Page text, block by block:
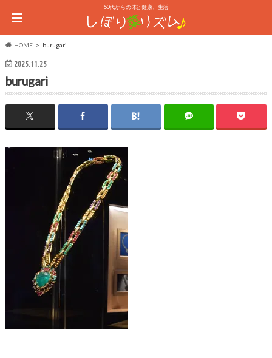
50代からの体と健康、生活
HOME burugari
2025.11.25
burugari